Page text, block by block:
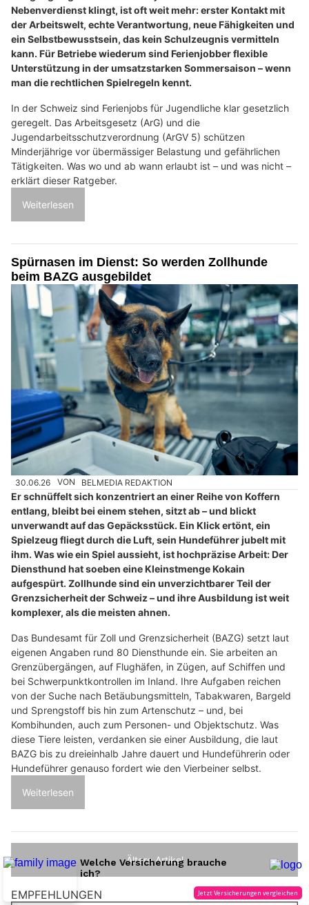
Nebenverdienst klingt, ist oft weit mehr: erster Kontakt mit
der Arbeitswelt, echte Verantwortung, neue Fähigkeiten und
ein Selbstbewusstsein, das kein Schulzeugnis vermitteln
kann. Für Betriebe wiederum sind Ferienjobber flexible
Unterstützung in der umsatzstarken Sommersaison – wenn
man die rechtlichen Spielregeln kennt.
In der Schweiz sind Ferienjobs für Jugendliche klar gesetzlich
geregelt. Das Arbeitsgesetz (ArG) und die
Jugendarbeitsschutzverordnung (ArGV 5) schützen
Minderjährige vor übermässiger Belastung und gefährlichen
Tätigkeiten. Was wo und ab wann erlaubt ist – und was nicht –
erklärt dieser Ratgeber.
Weiterlesen
Spürnasen im Dienst: So werden Zollhunde
beim BAZG ausgebildet
30.06.26 VON BELMEDIA REDAKTION
Er schnüffelt sich konzentriert an einer Reihe von Koffern
entlang, bleibt bei einem stehen, sitzt ab – und blickt
unverwandt auf das Gepäcksstück. Ein Klick ertönt, ein
Spielzeug fliegt durch die Luft, sein Hundeführer jubelt mit
ihm. Was wie ein Spiel aussieht, ist hochpräzise Arbeit: Der
Diensthund hat soeben eine Kleinstmenge Kokain
aufgespürt. Zollhunde sind ein unverzichtbarer Teil der
Grenzsicherheit der Schweiz – und ihre Ausbildung ist weit
komplexer, als die meisten ahnen.
Das Bundesamt für Zoll und Grenzsicherheit (BAZG) setzt laut
eigenen Angaben rund 80 Diensthunde ein. Sie arbeiten an
Grenzübergängen, auf Flughäfen, in Zügen, auf Schiffen und
bei Schwerpunktkontrollen im Inland. Ihre Aufgaben reichen
von der Suche nach Betäubungsmitteln, Tabakwaren, Bargeld
und Sprengstoff bis hin zum Artenschutz – und, bei
Kombihunden, auch zum Personen- und Objektschutz. Was
diese Tiere leisten, verdanken sie einer Ausbildung, die laut
BAZG bis zu dreieinhalb Jahre dauert und Hundeführerin oder
Hundeführer genauso fordert wie den Vierbeiner selbst.
Weiterlesen
Ältere Artikel
EMPFEHLUNGEN